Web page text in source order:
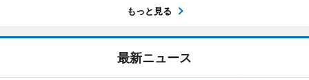
もっと見る
最新ニュース